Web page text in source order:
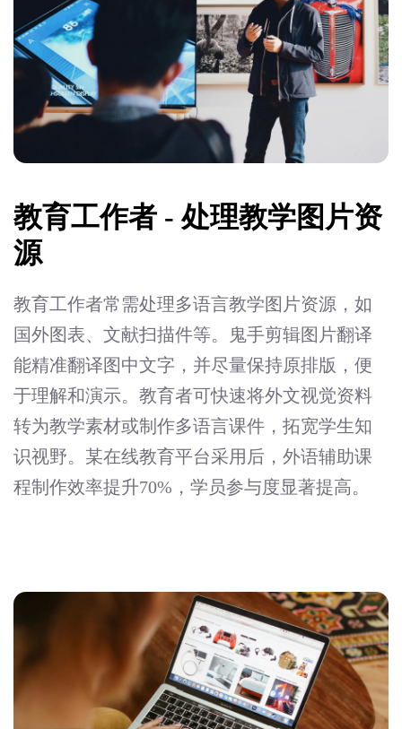
教育工作者 - 处理教学图片资
源
教育工作者常需处理多语言教学图片资源，如
国外图表、文献扫描件等。鬼手剪辑图片翻译
能精准翻译图中文字，并尽量保持原排版，便
于理解和演示。教育者可快速将外文视觉资料
转为教学素材或制作多语言课件，拓宽学生知
识视野。某在线教育平台采用后，外语辅助课
程制作效率提升70%，学员参与度显著提高。